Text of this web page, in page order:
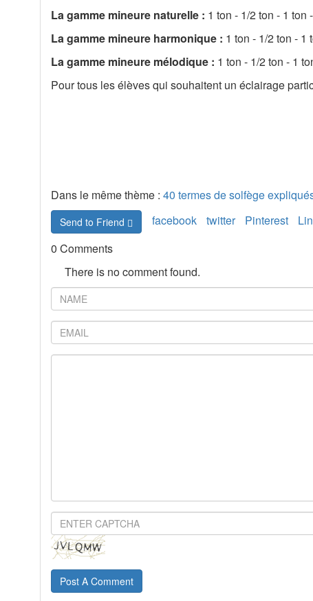
La gamme mineure naturelle : 1 ton - 1/2 ton - 1 ton
La gamme mineure harmonique : 1 ton - 1/2 ton - 1
La gamme mineure mélodique : 1 ton - 1/2 ton - 1
Pour tous les élèves qui souhaitent un éclairage
Dans le même thème :40 termes de solfège
Send to Friend facebook twitter Pinterest
0 Comments
There is no comment found.
Post A Comment